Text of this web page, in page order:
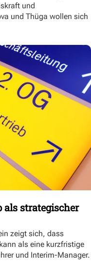
und
und Thüga wollen sich
als strategischer
zeigt sich, dass
als eine kurzfristige
und Interim-Manager.